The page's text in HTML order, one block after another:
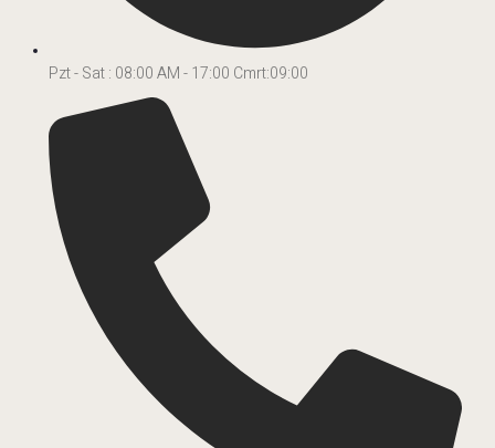
Pzt - Sat : 08:00 AM - 17:00 Cmrt:09:00